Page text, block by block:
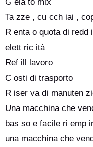
Ta zze , cu cch iai ,
R enta o quota di redd
elett ric ità
Ref ill lavoro
C osti di trasporto
R iser va di manuten
Una macchina che
bas so e facile ri emp
una macchina che